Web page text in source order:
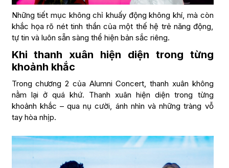
Những tiết mục không chỉ khuấy động không khí, mà còn
khắc họa rõ nét tinh thần của một thế hệ trẻ năng động,
tự tin và luôn sẵn sàng thể hiện bản sắc riêng.
Khi thanh xuân hiện diện trong từng
khoảnh khắc
Trong chương 2 của Alumni Concert, thanh xuân không
nằm lại ở quá khứ. Thanh xuân hiện diện trong từng
khoảnh khắc – qua nụ cười, ánh nhìn và những tràng vỗ
tay hòa nhịp.